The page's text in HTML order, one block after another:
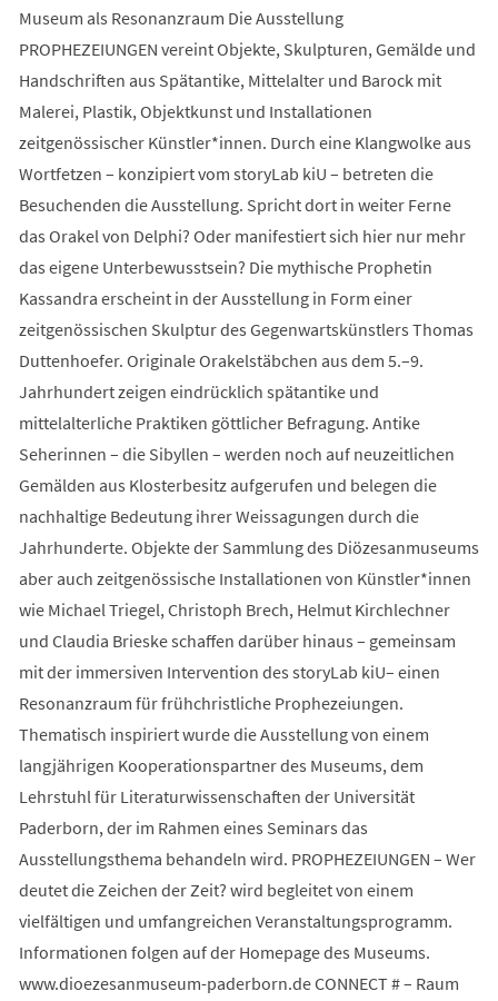
Museum als Resonanzraum Die Ausstellung
PROPHEZEIUNGEN vereint Objekte, Skulpturen, Gemälde und
Handschriften aus Spätantike, Mittelalter und Barock mit
Malerei, Plastik, Objektkunst und Installationen
zeitgenössischer Künstler*innen. Durch eine Klangwolke aus
Wortfetzen – konzipiert vom storyLab kiU – betreten die
Besuchenden die Ausstellung. Spricht dort in weiter Ferne
das Orakel von Delphi? Oder manifestiert sich hier nur mehr
das eigene Unterbewusstsein? Die mythische Prophetin
Kassandra erscheint in der Ausstellung in Form einer
zeitgenössischen Skulptur des Gegenwartskünstlers Thomas
Duttenhoefer. Originale Orakelstäbchen aus dem 5.–9.
Jahrhundert zeigen eindrücklich spätantike und
mittelalterliche Praktiken göttlicher Befragung. Antike
Seherinnen – die Sibyllen – werden noch auf neuzeitlichen
Gemälden aus Klosterbesitz aufgerufen und belegen die
nachhaltige Bedeutung ihrer Weissagungen durch die
Jahrhunderte. Objekte der Sammlung des Diözesanmuseums
aber auch zeitgenössische Installationen von Künstler*innen
wie Michael Triegel, Christoph Brech, Helmut Kirchlechner
und Claudia Brieske schaffen darüber hinaus – gemeinsam
mit der immersiven Intervention des storyLab kiU– einen
Resonanzraum für frühchristliche Prophezeiungen.
Thematisch inspiriert wurde die Ausstellung von einem
langjährigen Kooperationspartner des Museums, dem
Lehrstuhl für Literaturwissenschaften der Universität
Paderborn, der im Rahmen eines Seminars das
Ausstellungsthema behandeln wird. PROPHEZEIUNGEN – Wer
deutet die Zeichen der Zeit? wird begleitet von einem
vielfältigen und umfangreichen Veranstaltungsprogramm.
Informationen folgen auf der Homepage des Museums.
www.dioezesanmuseum-paderborn.de CONNECT # – Raum